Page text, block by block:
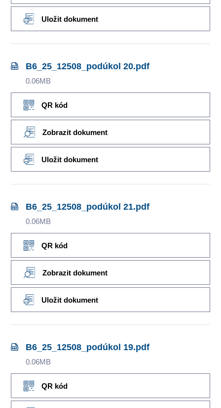
Uložit dokument
B6_25_12508_podúkol 20.pdf
0.06MB
QR kód
Zobrazit dokument
Uložit dokument
B6_25_12508_podúkol 21.pdf
0.06MB
QR kód
Zobrazit dokument
Uložit dokument
B6_25_12508_podúkol 19.pdf
0.06MB
QR kód